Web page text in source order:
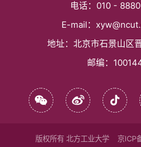
电话： 010 -
E-mail：
地址： 北京市石景山区
邮编：
版权所有 北方工业大学 京ICP